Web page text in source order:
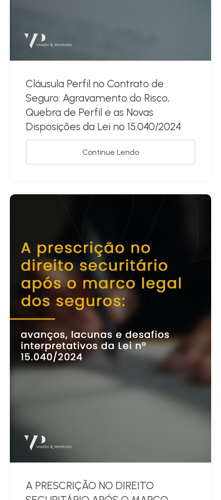
Cláusula Perfil no Contrato de
Seguro: Agravamento do Risco,
Quebra de Perfil e as Novas
Disposições da Lei nº 15.040/2024
Continue Lendo
A PRESCRIÇÃO NO DIREITO